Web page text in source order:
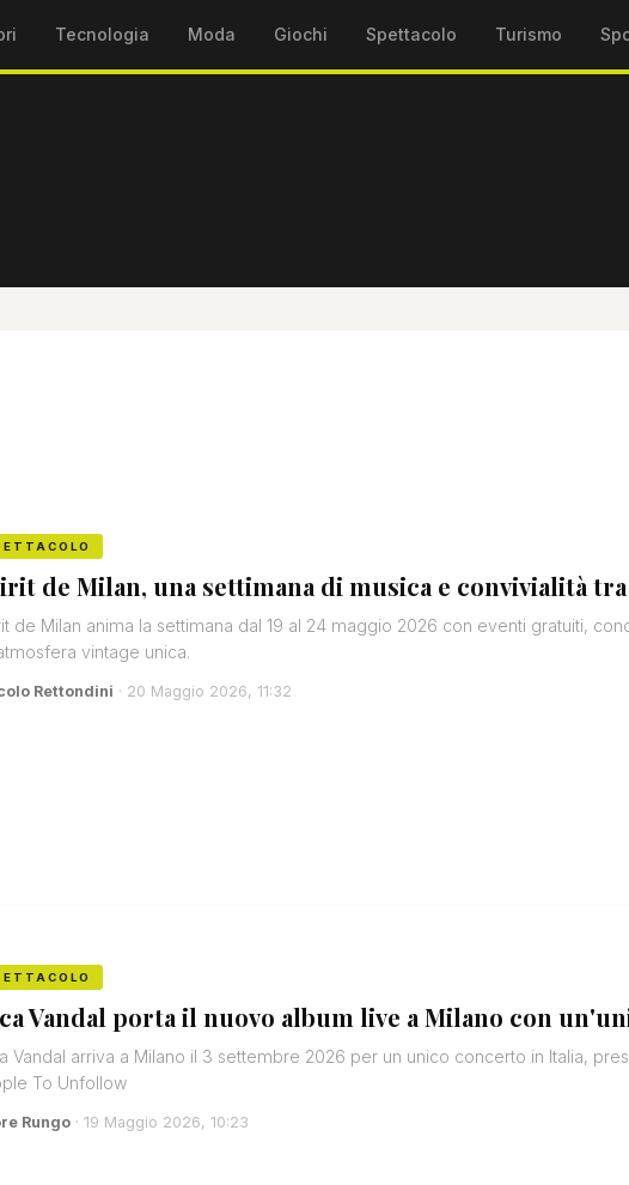
Tecnologia Moda Giochi Spettacolo Turismo
de Milan, una settimana di musica e convivialità
de Milan anima la settimana dal 19 al 24 maggio 2026 con eventi gratuiti,
vintage unica.
Rettondini · 20 Maggio 2026, 11:32
Vandal porta il nuovo album live a Milano con
Vandal arriva a Milano il 3 settembre 2026 per un unico concerto in Italia,
To Unfollow
Rungo · 19 Maggio 2026, 10:23